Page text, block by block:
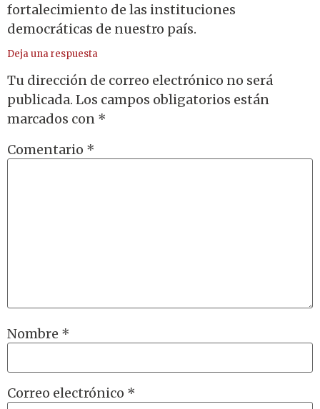
fortalecimiento de las instituciones
democráticas de nuestro país.
Deja una respuesta
Tu dirección de correo electrónico no será
publicada. Los campos obligatorios están
marcados con *
Comentario *
Nombre *
Correo electrónico *